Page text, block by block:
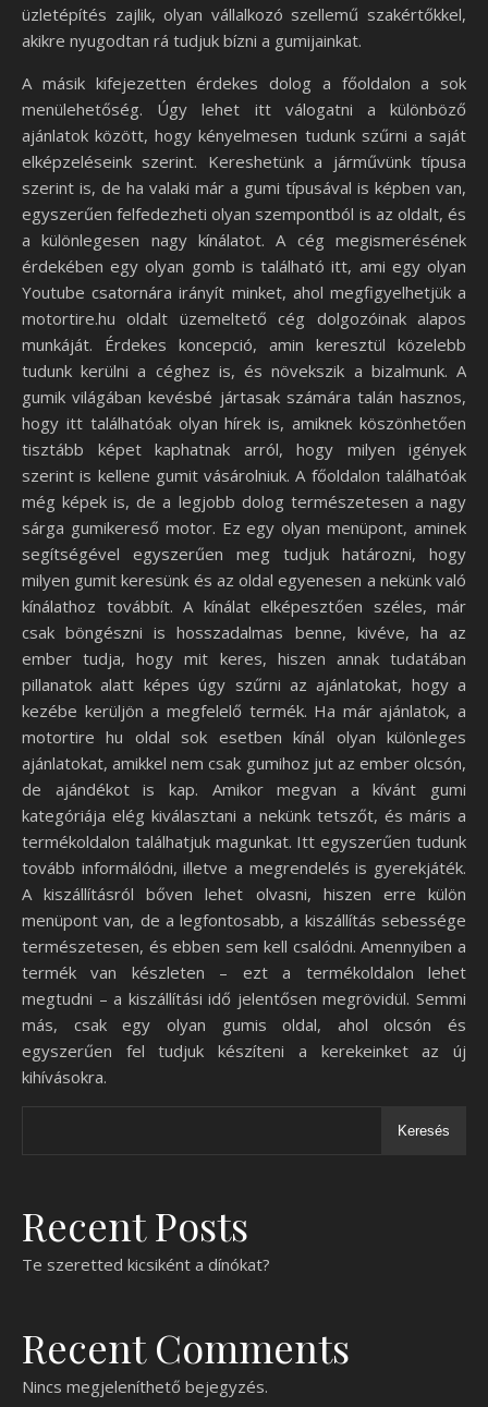
üzletépítés zajlik, olyan vállalkozó szellemű szakértőkkel,
akikre nyugodtan rá tudjuk bízni a gumijainkat.
A másik kifejezetten érdekes dolog a főoldalon a sok
menülehetőség. Úgy lehet itt válogatni a különböző
ajánlatok között, hogy kényelmesen tudunk szűrni a saját
elképzeléseink szerint. Kereshetünk a járművünk típusa
szerint is, de ha valaki már a gumi típusával is képben van,
egyszerűen felfedezheti olyan szempontból is az oldalt, és
a különlegesen nagy kínálatot. A cég megismerésének
érdekében egy olyan gomb is található itt, ami egy olyan
Youtube csatornára irányít minket, ahol megfigyelhetjük a
motortire.hu oldalt üzemeltető cég dolgozóinak alapos
munkáját. Érdekes koncepció, amin keresztül közelebb
tudunk kerülni a céghez is, és növekszik a bizalmunk. A
gumik világában kevésbé jártasak számára talán hasznos,
hogy itt találhatóak olyan hírek is, amiknek köszönhetően
tisztább képet kaphatnak arról, hogy milyen igények
szerint is kellene gumit vásárolniuk. A főoldalon találhatóak
még képek is, de a legjobb dolog természetesen a nagy
sárga gumikereső motor. Ez egy olyan menüpont, aminek
segítségével egyszerűen meg tudjuk határozni, hogy
milyen gumit keresünk és az oldal egyenesen a nekünk való
kínálathoz továbbít. A kínálat elképesztően széles, már
csak böngészni is hosszadalmas benne, kivéve, ha az
ember tudja, hogy mit keres, hiszen annak tudatában
pillanatok alatt képes úgy szűrni az ajánlatokat, hogy a
kezébe kerüljön a megfelelő termék. Ha már ajánlatok, a
motortire hu oldal sok esetben kínál olyan különleges
ajánlatokat, amikkel nem csak gumihoz jut az ember olcsón,
de ajándékot is kap. Amikor megvan a kívánt gumi
kategóriája elég kiválasztani a nekünk tetszőt, és máris a
termékoldalon találhatjuk magunkat. Itt egyszerűen tudunk
tovább informálódni, illetve a megrendelés is gyerekjáték.
A kiszállításról bőven lehet olvasni, hiszen erre külön
menüpont van, de a legfontosabb, a kiszállítás sebessége
természetesen, és ebben sem kell csalódni. Amennyiben a
termék van készleten – ezt a termékoldalon lehet
megtudni – a kiszállítási idő jelentősen megrövidül. Semmi
más, csak egy olyan gumis oldal, ahol olcsón és
egyszerűen fel tudjuk készíteni a kerekeinket az új
kihívásokra.
Keresés
Recent Posts
Te szeretted kicsiként a dínókat?
Recent Comments
Nincs megjeleníthető bejegyzés.